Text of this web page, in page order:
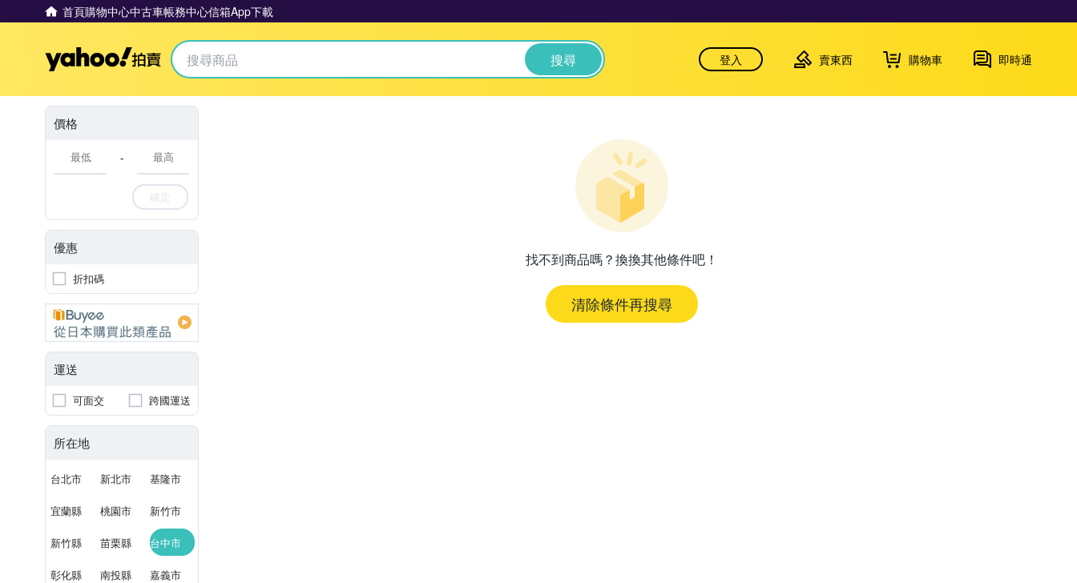
首頁購物中心中古車帳務中心信箱App下載
Yahoo拍賣 搜尋 登入 賣東西 購物車 即時通
價格
-
確定
優惠
折扣碼
運送
可面交 跨國運送
所在地
台北市 新北市 基隆市
宜蘭縣 桃園市 新竹市
新竹縣 苗栗縣 台中市
彰化縣 南投縣 嘉義市
找不到商品嗎？換換其他條件吧！
清除條件再搜尋